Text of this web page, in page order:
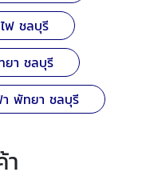
ฟ ชลบุรี
ยา ชลบุรี
า พัทยา ชลบุรี